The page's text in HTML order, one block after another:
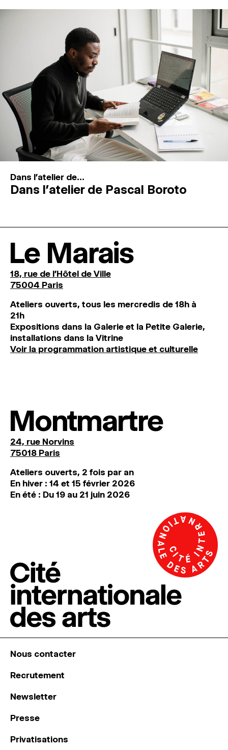
Dans l'atelier de...
Dans l’atelier de Pascal Boroto
Le Marais
18, rue de l'Hôtel de Ville
75004 Paris
Ateliers ouverts, tous les mercredis de 18h à
21h
Expositions dans la Galerie et la Petite Galerie,
installations dans la Vitrine
Voir la programmation artistique et culturelle
Montmartre
24, rue Norvins
75018 Paris
Ateliers ouverts, 2 fois par an
En hiver : 14 et 15 février 2026
En été : Du 19 au 21 juin 2026
Nous contacter
Recrutement
Newsletter
Presse
Privatisations